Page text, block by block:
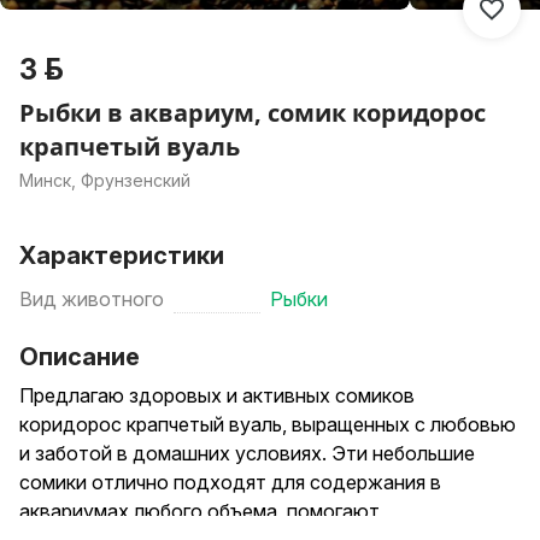
3 р.
Рыбки в аквариум, сомик коридорос
крапчетый вуаль
Минск, Фрунзенский
Характеристики
Вид животного Рыбки
Описание
Предлагаю здоровых и активных сомиков
коридорос крапчетый вуаль, выращенных с любовью
и заботой в домашних условиях. Эти небольшие
сомики отлично подходят для содержания в
аквариумах любого объема, помогают